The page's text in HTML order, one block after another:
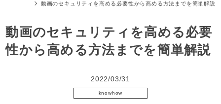
動画のセキュリティを高める必要性から高める方法までを簡単解説
動画のセキュリティを高める必要
性から高める方法までを簡単解説
2022/03/31
knowhow